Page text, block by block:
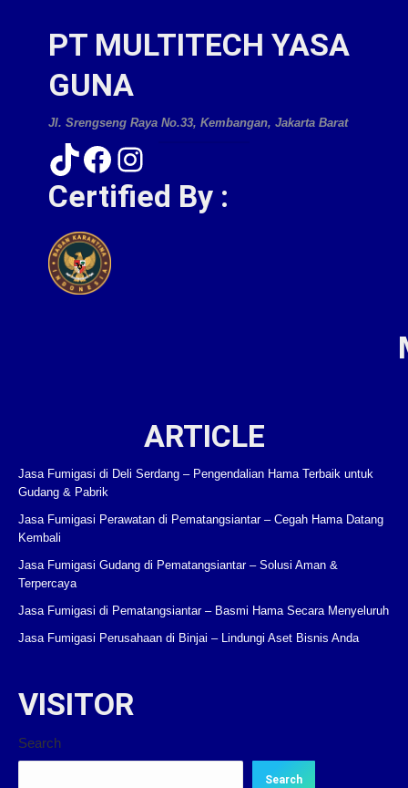
PT MULTITECH YASA
GUNA
Jl. Srengseng Raya No.33, Kembangan, Jakarta Barat
TikTok Facebook Instagram
Certified By :
ARTICLE
Jasa Fumigasi di Deli Serdang – Pengendalian Hama Terbaik untuk
Gudang & Pabrik
Jasa Fumigasi Perawatan di Pematangsiantar – Cegah Hama Datang
Kembali
Jasa Fumigasi Gudang di Pematangsiantar – Solusi Aman &
Terpercaya
Jasa Fumigasi di Pematangsiantar – Basmi Hama Secara Menyeluruh
Jasa Fumigasi Perusahaan di Binjai – Lindungi Aset Bisnis Anda
VISITOR
Search
Search